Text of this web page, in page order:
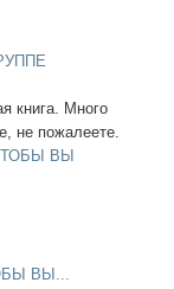
книга. Много
не пожалеете.
ВЫ...